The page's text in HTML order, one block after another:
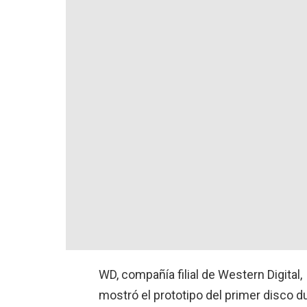
WD, compañía filial de Western Digital,
mostró el prototipo del primer disco